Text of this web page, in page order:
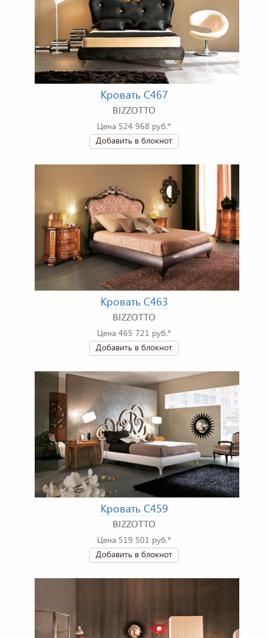
Кровать C467
BIZZOTTO
Цена 524 968 руб.*
Добавить в блокнот
Кровать C463
BIZZOTTO
Цена 465 721 руб.*
Добавить в блокнот
Кровать C459
BIZZOTTO
Цена 519 501 руб.*
Добавить в блокнот